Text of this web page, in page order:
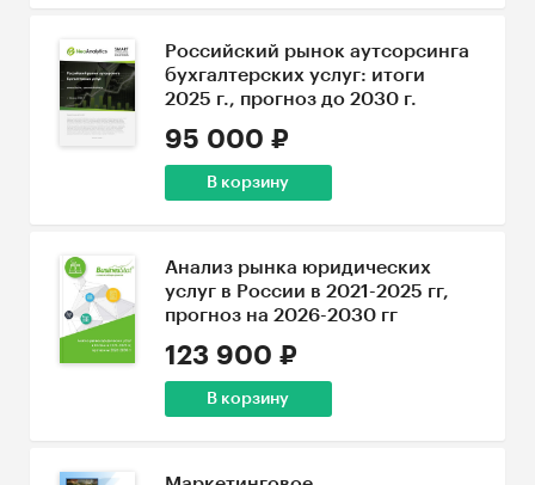
Российский рынок аутсорсинга
бухгалтерских услуг: итоги
2025 г., прогноз до 2030 г.
95 000 ₽
В корзину
Анализ рынка юридических
услуг в России в 2021-2025 гг,
прогноз на 2026-2030 гг
123 900 ₽
В корзину